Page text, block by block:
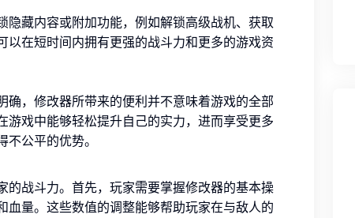
隐藏内容或附加功能，例如解锁高级战机、获取
在短时间内拥有更强的战斗力和更多的游戏资
，修改器所带来的便利并不意味着游戏的全部
游戏中能够轻松提升自己的实力，进而享受更多
公平的优势。
的战斗力。首先，玩家需要掌握修改器的基本操
量。这些数值的调整能够帮助玩家在与敌人的